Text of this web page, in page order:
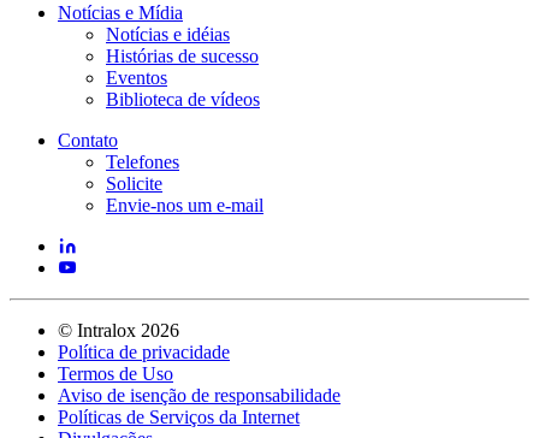
Notícias e Mídia
Notícias e idéias
Histórias de sucesso
Eventos
Biblioteca de vídeos
Contato
Telefones
Solicite
Envie-nos um e-mail
© Intralox 2026
Política de privacidade
Termos de Uso
Aviso de isenção de responsabilidade
Políticas de Serviços da Internet